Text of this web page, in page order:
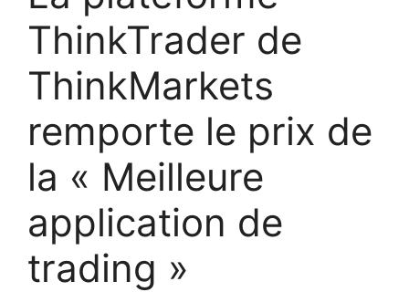
ThinkTrader de
ThinkMarkets
remporte le prix de
la « Meilleure
application de
trading »